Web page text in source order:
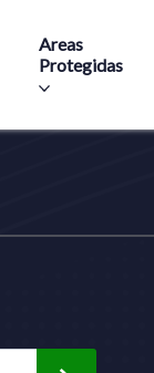
Areas
Protegidas